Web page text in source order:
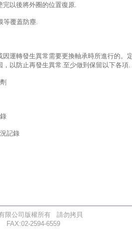
完以後將外圈的位置復原.
等覆蓋防塵.
運轉發生異常需要更換軸承時所進行的。
以防止再發生異常.至少做到保留以下各項.
記錄
限公司版權所有
請勿拷貝
FAX:02-2594-6559